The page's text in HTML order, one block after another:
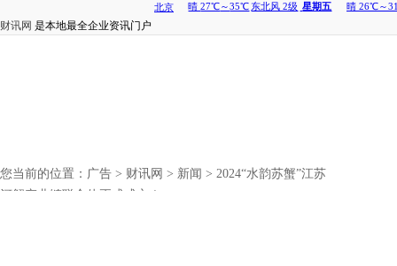
财讯网 是本地最全企业资讯门户
您当前的位置： 广告 > 财讯网 > 新闻 > 2024“水韵苏蟹”江苏
河蟹产业链联合体正式成立！